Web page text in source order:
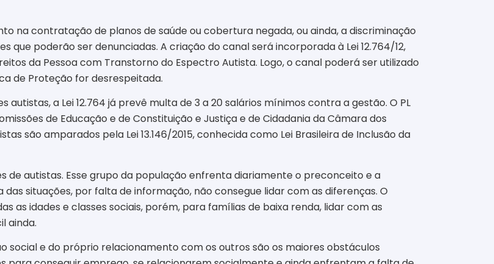
na contratação de planos de saúde ou cobertura negada, ou ainda, a discriminação
que poderão ser denunciadas. A criação do canal será incorporada à Lei 12.764/12,
da Pessoa com Transtorno do Espectro Autista. Logo, o canal poderá ser utilizado
de Proteção for desrespeitada.
a Lei 12.764 já prevê multa de 3 a 20 salários mínimos contra a gestão. O PL
de Educação e de Constituição e Justiça e de Cidadania da Câmara dos
são amparados pela Lei 13.146/2015, conhecida como Lei Brasileira de Inclusão da
de autistas. Esse grupo da população enfrenta diariamente o preconceito e a
situações, por falta de informação, não consegue lidar com as diferenças. O
as idades e classes sociais, porém, para famílias de baixa renda, lidar com as
ainda.
social e do próprio relacionamento com os outros são os maiores obstáculos